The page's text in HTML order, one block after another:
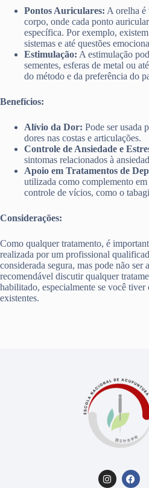
Pontos Auriculares: A orelha é
corpo, onde cada ponto
específica. Por exemplo,
sistemas e até questões
Estimulação: A estimulação
sementes, esferas de metal ou
do método e da preferência do
Benefícios:
Alívio da Dor: Pode ser usada
dores nas costas e articulações.
Controle de Ansiedade e
sintomas relacionados à
Apoio em Tratamentos de
utilizada como complemento
controle de vícios, como o
Considerações:
Como qualquer tratamento, é
realizada por um profissional
considerada segura, mas pode não ser
recomendável discutir qualquer
habilitado, especialmente se você tiver
existentes.